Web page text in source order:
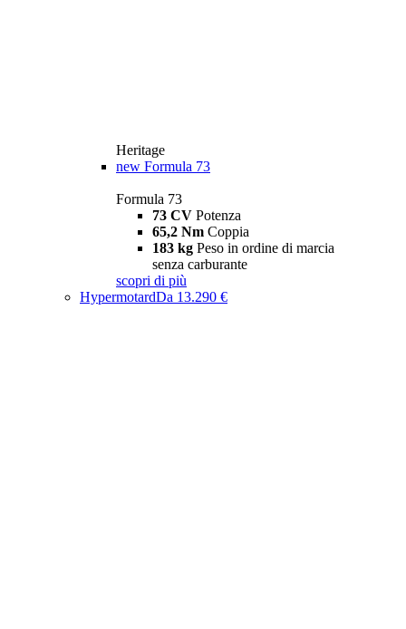
Heritage
new Formula 73
Formula 73
73 CV Potenza
65,2 Nm Coppia
183 kg Peso in ordine di marcia
senza carburante
scopri di più
HypermotardDa 13.290 €